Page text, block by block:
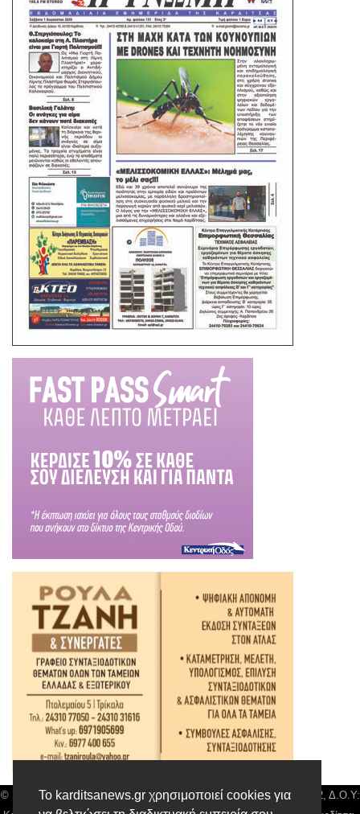
Το karditsanews.gr χρησιμοποιεί cookies για
© Karditsa News | Διακριτικός Τίτλος: Orion Media, ΑΦΜ: 043750542, Δ.Ο.Υ: